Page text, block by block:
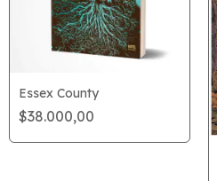
Essex County
$38.000,00